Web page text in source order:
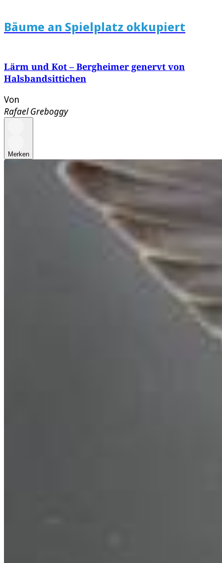
Bäume an Spielplatz okkupiert
Lärm und Kot – Bergheimer genervt von
Halsbandsittichen
Von
Rafael Greboggy
Merken